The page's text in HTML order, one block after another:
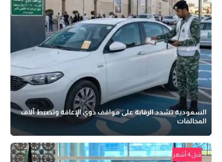
السعودية تشدد الرقابة على مواقف ذوي الإعاقة وتضبط آلاف
المخالفات
قبل 4 أشهر